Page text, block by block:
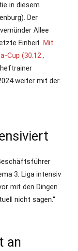
in diesem
Der
Allee
Einheit. Mit
Cup (30.12.,
weiter mit der
3. Liga intensiv
mit den Dingen
nicht sagen.“
an